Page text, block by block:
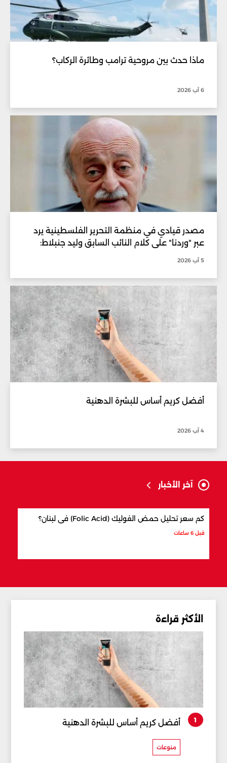
ماذا حدث بين مروحية ترامب وطائرة الركاب؟
6 آب 2026
مصدر قيادي في منظمة التحرير الفلسطينية يرد
عبر "وردنا" على كلام النائب السابق وليد جنبلاط:
5 آب 2026
أفضل كريم أساس للبشرة الدهنية
4 آب 2026
آخر الأخبار
كم سعر تحليل حمض الفوليك (Folic Acid) في لبنان؟
قبل 6 ساعات
الأكثر قراءة
1 أفضل كريم أساس للبشرة الدهنية
منوعات